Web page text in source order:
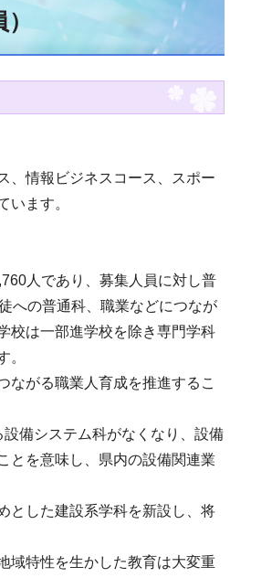
、情報ビジネスコース、スポー
います。
人であり、募集人員に対し普
への普通科、職業などにつなが
校は一部進学校を除き専門学科
。
ながる職業人育成を推進するこ
備システム科がなくなり、設備
とを意味し、県内の設備関連業
とした建設系学科を新設し、将
域特性を生かした教育は大変重